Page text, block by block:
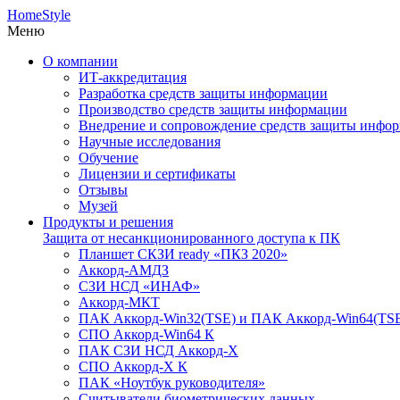
HomeStyle
Меню
О компании
ИТ-аккредитация
Разработка средств защиты информации
Производство средств защиты информации
Внедрение и сопровождение средств защиты
Научные исследования
Обучение
Лицензии и сертификаты
Отзывы
Музей
Продукты и решения
Защита от несанкционированного доступа к ПК
Планшет СКЗИ ready «ПКЗ 2020»
Аккорд-АМДЗ
СЗИ НСД «ИНАФ»
Аккорд-МКТ
ПАК Аккорд-Win32(TSE) и ПАК Аккорд-
СПО Аккорд-Win64 К
ПАК СЗИ НСД Аккорд-X
СПО Аккорд-X К
ПАК «Ноутбук руководителя»